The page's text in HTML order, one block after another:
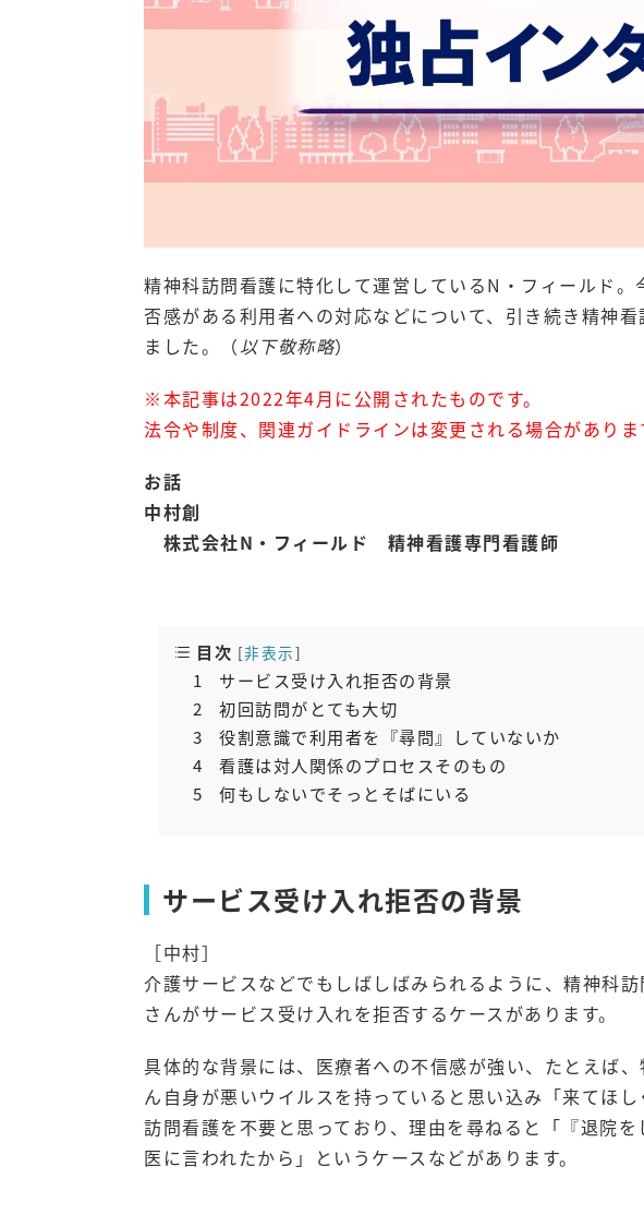
精神科訪問看護に特化して運営しているN・フィールド
否感がある利用者への対応などについて、引き続き精神
ました。（以下敬称略）
※本記事は2022年4月に公開されたものです。
法令や制度、関連ガイドラインは変更される場合がありま
お話
中村創
株式会社N・フィールド 精神看護専門看護師
目次 [非表示]
1
サービス受け入れ拒否の背景
2
初回訪問がとても大切
3
役割意識で利用者を『尋問』していないか
4
看護は対人関係のプロセスそのもの
5
何もしないでそっとそばにいる
サービス受け入れ拒否の背景
［中村］
介護サービスなどでもしばしばみられるように、精神科
さんがサービス受け入れを拒否するケースがあります。
具体的な背景には、医療者への不信感が強い、たとえば
ん自身が悪いウイルスを持っていると思い込み「来てほ
訪問看護を不要と思っており、理由を尋ねると「『退院
医に言われたから」というケースなどがあります。